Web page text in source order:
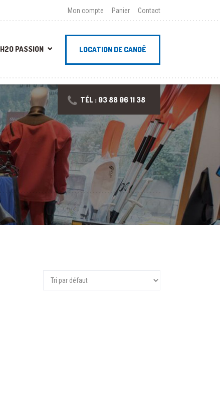
Mon compte Panier Contact
H2O PASSION LOCATION DE CANOË
TÉL : 03 88 06 11 38